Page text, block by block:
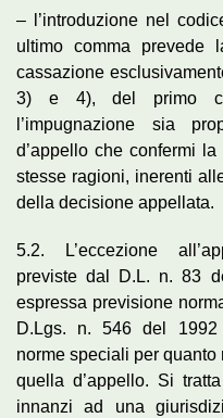
– l’introduzione nel
ultimo comma prevede
cassazione
3) e 4), del primo
l’impugnazione sia
d’appello che confermi
stesse ragioni, inerenti
della decisione appellata.
5.2. L’eccezione
previste dal D.L. n. 83
espressa previsione
D.Lgs. n. 546 del 1992
norme speciali per
quella d’appello. Si
innanzi ad una